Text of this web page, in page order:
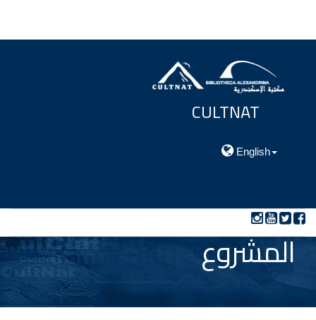
CULTNAT
English
المشروع